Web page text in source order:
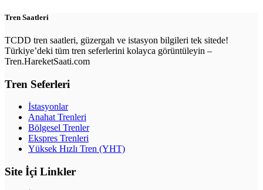
Tren Saatleri
TCDD tren saatleri, güzergah ve istasyon bilgileri tek sitede!
Türkiye’deki tüm tren seferlerini kolayca görüntüleyin –
Tren.HareketSaati.com
Tren Seferleri
İstasyonlar
Anahat Trenleri
Bölgesel Trenler
Ekspres Trenleri
Yüksek Hızlı Tren (YHT)
Site İçi Linkler